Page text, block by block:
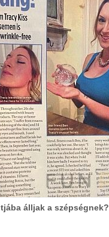
álljak a szépségnek?